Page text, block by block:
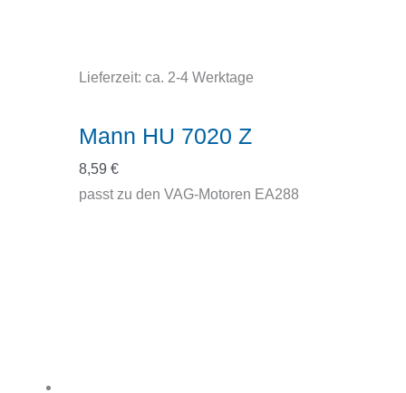
Lieferzeit: ca. 2-4 Werktage
Mann HU 7020 Z
8,59 €
passt zu den VAG-Motoren EA288